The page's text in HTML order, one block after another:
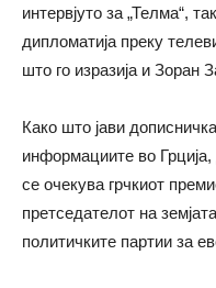
интервјуто за „Телма“,
дипломатија преку
што го изразија и Зоран
Како што јави
информациите во
се очекува грчкиот
претседателот на
политичките партии за